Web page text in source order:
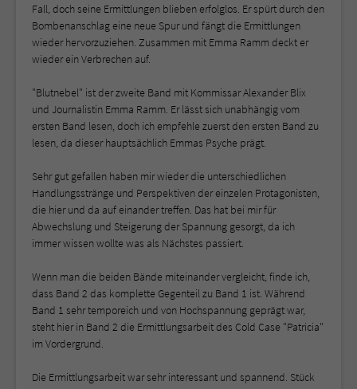
Fall, doch seine Ermittlungen blieben erfolglos. Er spürt durch den
Bombenanschlag eine neue Spur und fängt die Ermittlungen
wieder hervorzuziehen. Zusammen mit Emma Ramm deckt er
wieder ein Verbrechen auf.
"Blutnebel" ist der zweite Band mit Kommissar Alexander Blix
und Journalistin Emma Ramm. Er lässt sich unabhängig vom
ersten Band lesen, doch ich empfehle zuerst den ersten Band zu
lesen, da dieser hauptsächlich Emmas Psyche prägt.
Sehr gut gefallen haben mir wieder die unterschiedlichen
Handlungsstränge und Perspektiven der einzelen Protagonisten,
die hier und da auf einander treffen. Das hat bei mir für
Abwechslung und Steigerung der Spannung gesorgt, da ich
immer wissen wollte was als Nächstes passiert.
Wenn man die beiden Bände miteinander vergleicht, finde ich,
dass Band 2 das komplette Gegenteil zu Band 1 ist. Während
Band 1 sehr temporeich und von Hochspannung geprägt war,
steht hier in Band 2 die Ermittlungsarbeit des Cold Case "Patricia"
im Vordergrund.
Die Ermittlungsarbeit war sehr interessant und spannend. Stück